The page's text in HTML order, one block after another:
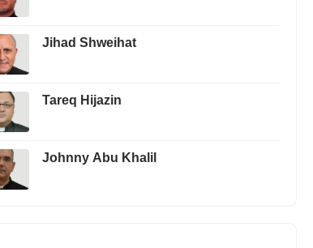
Jihad Shweihat
Tareq Hijazin
Johnny Abu Khalil